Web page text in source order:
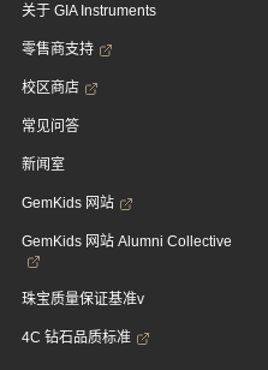
关于 GIA Instruments
零售商支持
校区商店
常见问答
新闻室
GemKids 网站
GemKids 网站 Alumni Collective
珠宝质量保证基准v
4C 钻石品质标准